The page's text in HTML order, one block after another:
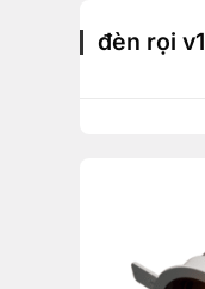
đèn rọi v1